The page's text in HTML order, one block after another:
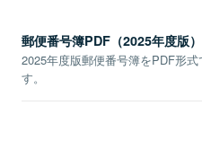
郵便番号簿PDF（2025年度版）
2025年度版郵便番号簿をPDF形
す。